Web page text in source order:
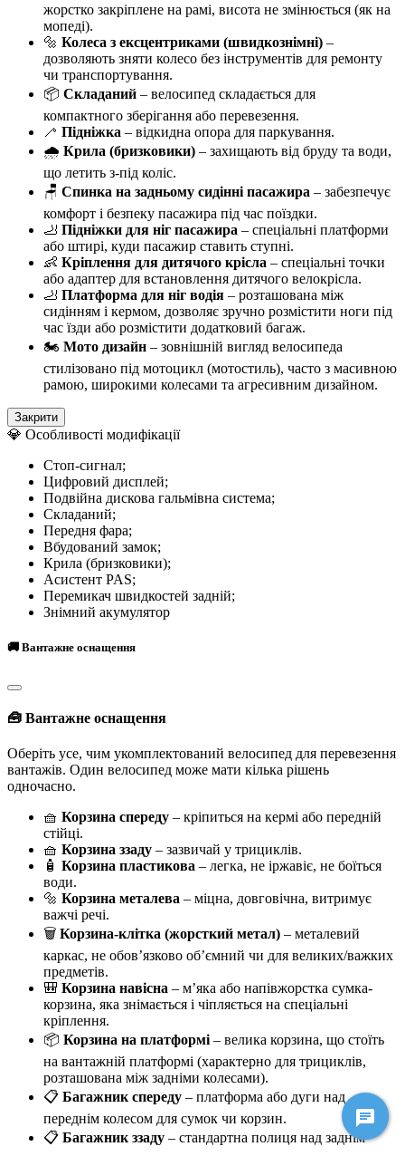
жорстко закріплене на рамі, висота не змінюється (як на
мопеді).
🔩 Колеса з ексцентриками (швидкознімні) –
дозволяють зняти колесо без інструментів для ремонту
чи транспортування.
📦 Складаний – велосипед складається для
компактного зберігання або перевезення.
🦯 Підніжка – відкидна опора для паркування.
🌧️ Крила (бризковики) – захищають від бруду та води,
що летить з-під коліс.
🪑 Спинка на задньому сидінні пасажира – забезпечує
комфорт і безпеку пасажира під час поїздки.
🦶 Підніжки для ніг пасажира – спеціальні платформи
або штирі, куди пасажир ставить ступні.
👶 Кріплення для дитячого крісла – спеціальні точки
або адаптер для встановлення дитячого велокрісла.
🦶 Платформа для ніг водія – розташована між
сидінням і кермом, дозволяє зручно розмістити ноги під
час їзди або розмістити додатковий багаж.
🏍️ Мото дизайн – зовнішній вигляд велосипеда
стилізовано під мотоцикл (мотостиль), часто з масивною
рамою, широкими колесами та агресивним дизайном.
Закрити
💎 Особливості модифікації
Стоп-сигнал;
Цифровий дисплей;
Подвійна дискова гальмівна система;
Складаний;
Передня фара;
Вбудований замок;
Крила (бризковики);
Асистент PAS;
Перемикач швидкостей задній;
Знімний акумулятор
🚚 Вантажне оснащення
🧰 Вантажне оснащення
Оберіть усе, чим укомплектований велосипед для перевезення
вантажів. Один велосипед може мати кілька рішень
одночасно.
🧺 Корзина спереду – кріпиться на кермі або передній
стійці.
🧺 Корзина ззаду – зазвичай у трициклів.
🧴 Корзина пластикова – легка, не іржавіє, не боїться
води.
🔩 Корзина металева – міцна, довговічна, витримує
важчі речі.
🗑️ Корзина-клітка (жорсткий метал) – металевий
каркас, не обов’язково об’ємний чи для великих/важких
предметів.
🎒 Корзина навісна – м’яка або напівжорстка сумка-
корзина, яка знімається і чіпляється на спеціальні
кріплення.
📦 Корзина на платформі– велика корзина, що стоїть
на вантажній платформі (характерно для трициклів,
розташована між задніми колесами).
📋 Багажник спереду – платформа або дуги над
переднім колесом для сумок чи корзин.
📋 Багажник ззаду – стандартна полиця над заднім